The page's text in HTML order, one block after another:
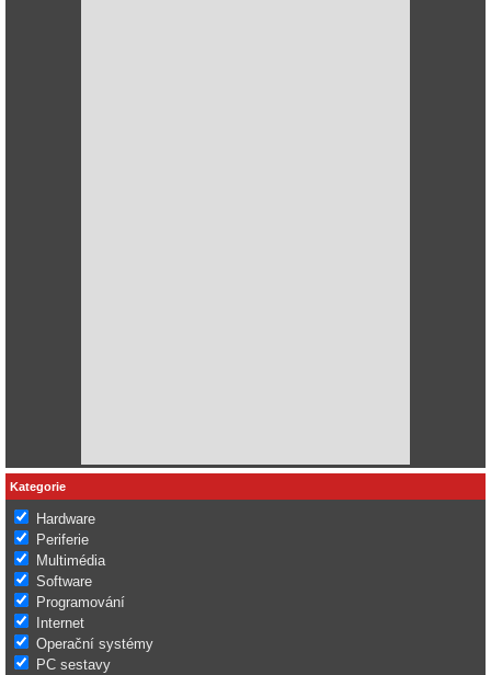
Kategorie
Hardware
Periferie
Multimédia
Software
Programování
Internet
Operační systémy
PC sestavy